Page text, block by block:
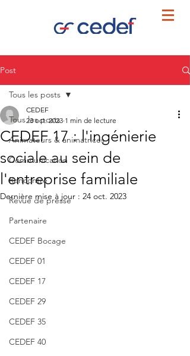
Post
Tous les posts
Animateurs & animatrices
Communication
Rencontre
Revue de presse
Partenaire
CEDEF Bocage
CEDEF 01
CEDEF 17
CEDEF 29
CEDEF 35
CEDEF 40
Tous les posts
CEDEF 17 : l'ingénierie
sociale au sein de
l'entreprise familiale
CEDEF
23 oct. 2023 1 min de lecture
Dernière mise à jour : 24 oct. 2023